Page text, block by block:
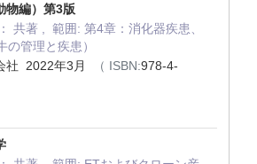
物編）第3版
共著 , 範囲: 第4章：消化器疾患、
管理と疾患）
社 2022年3月
（ ISBN:978-4-